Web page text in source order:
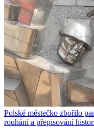
Polské městečko zbořilo
rouhání a přepisování